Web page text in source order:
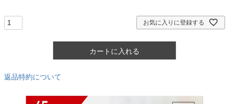
お気に入りに登録する
カートに入れる
返品特約について